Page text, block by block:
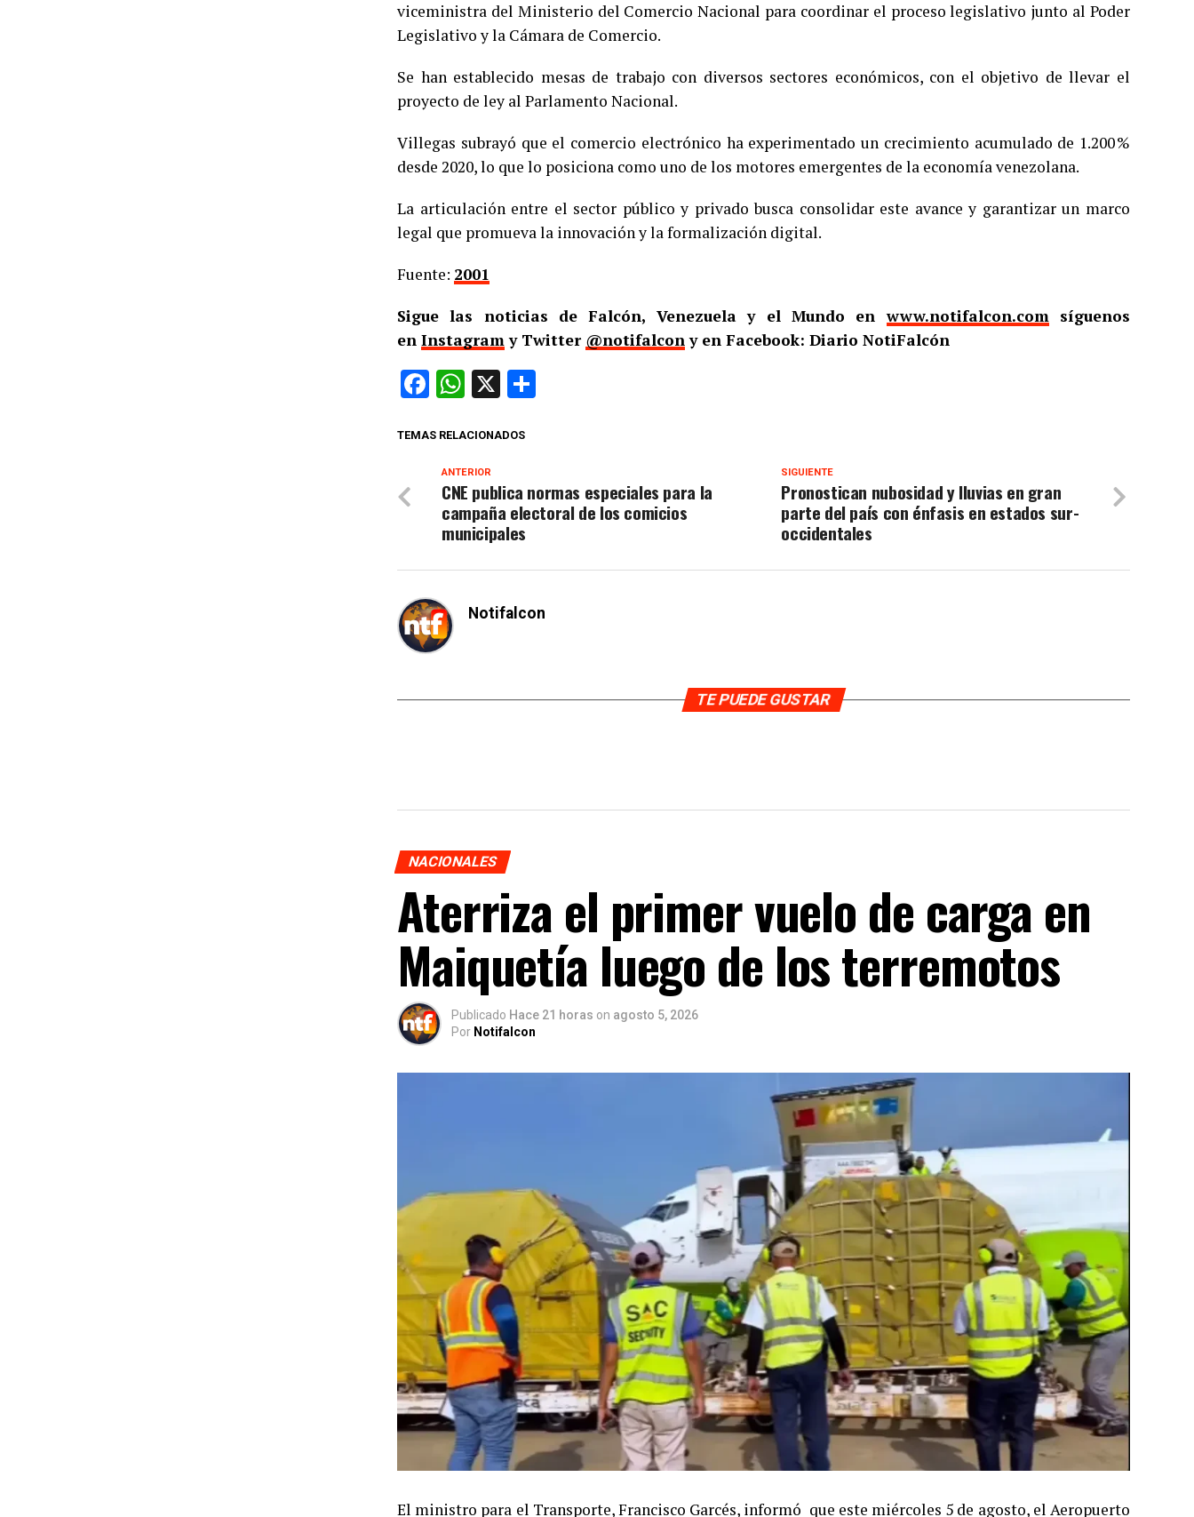
viceministra del Ministerio del Comercio Nacional para coordinar el proceso legislativo junto al Poder
Legislativo y la Cámara de Comercio.
Se han establecido mesas de trabajo con diversos sectores económicos, con el objetivo de llevar el
proyecto de ley al Parlamento Nacional.
Villegas subrayó que el comercio electrónico ha experimentado un crecimiento acumulado de 1.200 %
desde 2020, lo que lo posiciona como uno de los motores emergentes de la economía venezolana.
La articulación entre el sector público y privado busca consolidar este avance y garantizar un marco
legal que promueva la innovación y la formalización digital.
Fuente: 2001
Sigue las noticias de Falcón, Venezuela y el Mundo enwww.notifalcon.comsíguenos
en Instagramy Twitter @notifalcony en Facebook: Diario NotiFalcón
Facebook
WhatsApp
X
TEMAS RELACIONADOS
SIGUIENTE
Pronostican nubosidad y lluvias en gran
parte del país con énfasis en estados sur-
occidentales
ANTERIOR
CNE publica normas especiales para la
campaña electoral de los comicios
municipales
Notifalcon
TE PUEDE GUSTAR
NACIONALES
Aterriza el primer vuelo de carga en
Maiquetía luego de los terremotos
Publicado Hace 21 horas on agosto 5, 2026
Por Notifalcon
El ministro para el Transporte, Francisco Garcés, informó que este miércoles 5 de agosto, el Aeropuerto